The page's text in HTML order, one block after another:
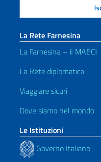
La Rete Farnesina
La Farnesina – il MAECI
La Rete diplomatica
Viaggiare sicuri
Dove siamo nel mondo
Le Istituzioni
Governo Italiano